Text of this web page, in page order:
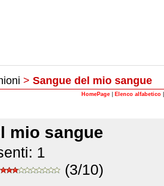
> Sangue del mio sangue
HomePage Elenco alfabetico
mio sangue
1
(3/10)